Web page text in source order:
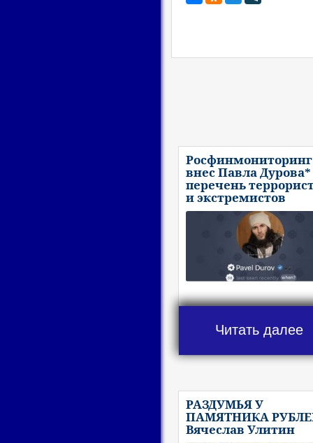
Росфинмониторинг
внес Павла
перечень
и экстремистов
Читать далее
РАЗДУМЬЯ У
ПАМЯТНИКА
Вячеслав Улитин